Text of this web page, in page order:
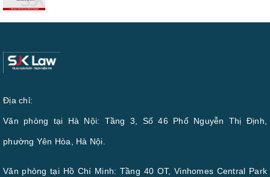
Địa chỉ:
Văn phòng tại Hà Nội: Tầng 3, Số 46 Phố Nguyễn Thị Định,
phường Yên Hòa, Hà Nội.
Văn phòng tại Hồ Chí Minh: Tầng 40 OT, Vinhomes Central Park